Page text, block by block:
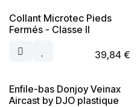
Collant Microtec Pieds
Fermés - Classe II
39,84 €
Enfile-bas Donjoy Veinax
Aircast by DJO plastique